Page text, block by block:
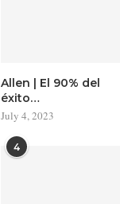
Allen | El 90% del
éxito…
July 4, 2023
4